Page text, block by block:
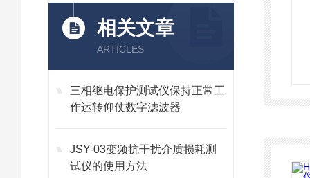
相关文章
ARTICLES
三相继电保护测试仪保持正常工
作运转仰仗数字滤波器
JSY-03变频抗干扰介质损耗测
试仪的使用方法